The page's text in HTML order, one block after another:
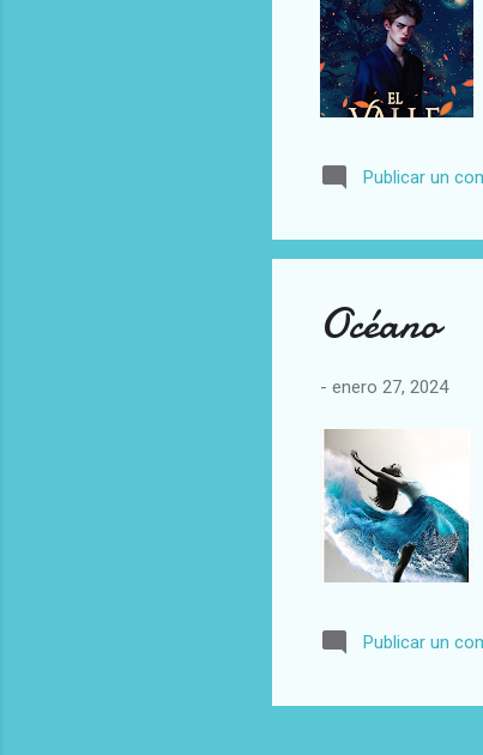
Publicar un
Océano
- enero 27, 2024
Publicar un